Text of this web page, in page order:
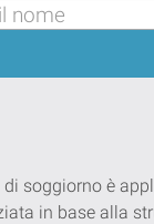
nome
soggiorno è
in base alla